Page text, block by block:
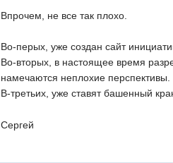
Впрочем, не все так плохо.
Во-перых, уже создан сайт
Во-вторых, в настоящее время
намечаются неплохие перспективы.
В-третьих, уже ставят башенный
Сергей